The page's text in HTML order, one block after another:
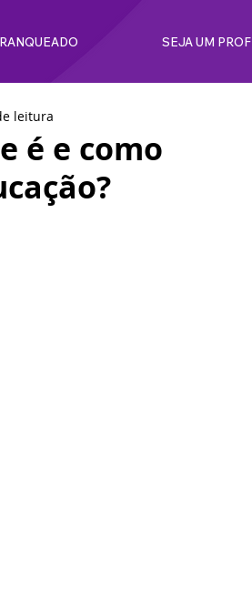
SEJA UM
é e como
leitura